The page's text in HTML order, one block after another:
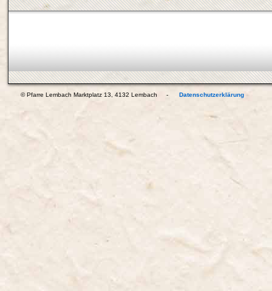
© Pfarre Lembach Marktplatz 13, 4132 Lembach - Datenschutzerklärung